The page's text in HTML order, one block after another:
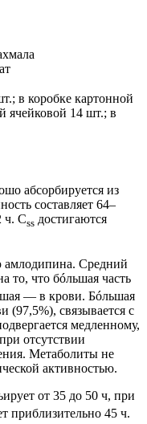
в коробке картонной
ячейковой 14 шт.; в
абсорбируется из
составляет 64–
ч. Css достигаются
Средний
то, что бóльшая часть
— в крови. Бóльшая
(97,5%), связывается с
медленному,
отсутствии
Метаболиты не
активностью.
от 35 до 50 ч, при
приблизительно 45 ч.